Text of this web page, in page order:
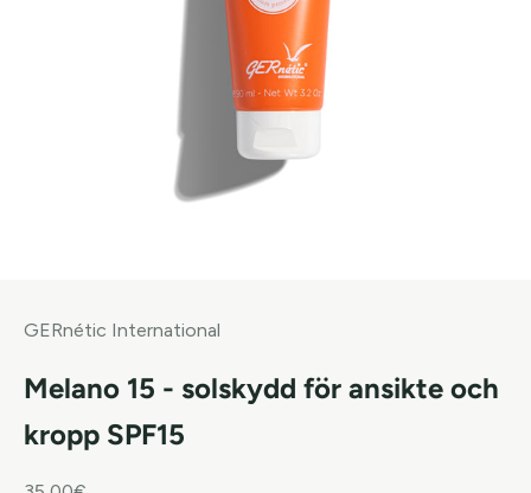
GERnétic International
Melano 15 - solskydd för ansikte och
kropp SPF15